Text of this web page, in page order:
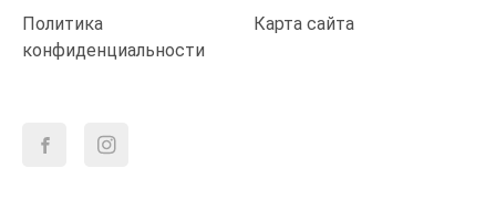
Политика
конфиденциальности
Карта сайта